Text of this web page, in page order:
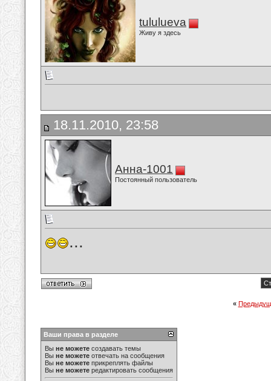
tululueva
Живу я здесь
18.11.2010, 23:58
Анна-1001
Постоянный пользователь
...
«
Ваши права в разделе
Вы не можете создавать темы
Вы не можете отвечать на сообщения
Вы не можете прикреплять файлы
Вы не можете редактировать сообщения